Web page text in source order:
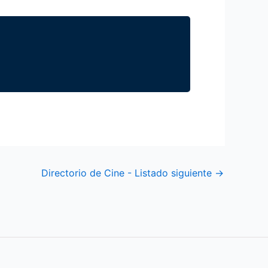
Directorio de Cine - Listado siguiente →